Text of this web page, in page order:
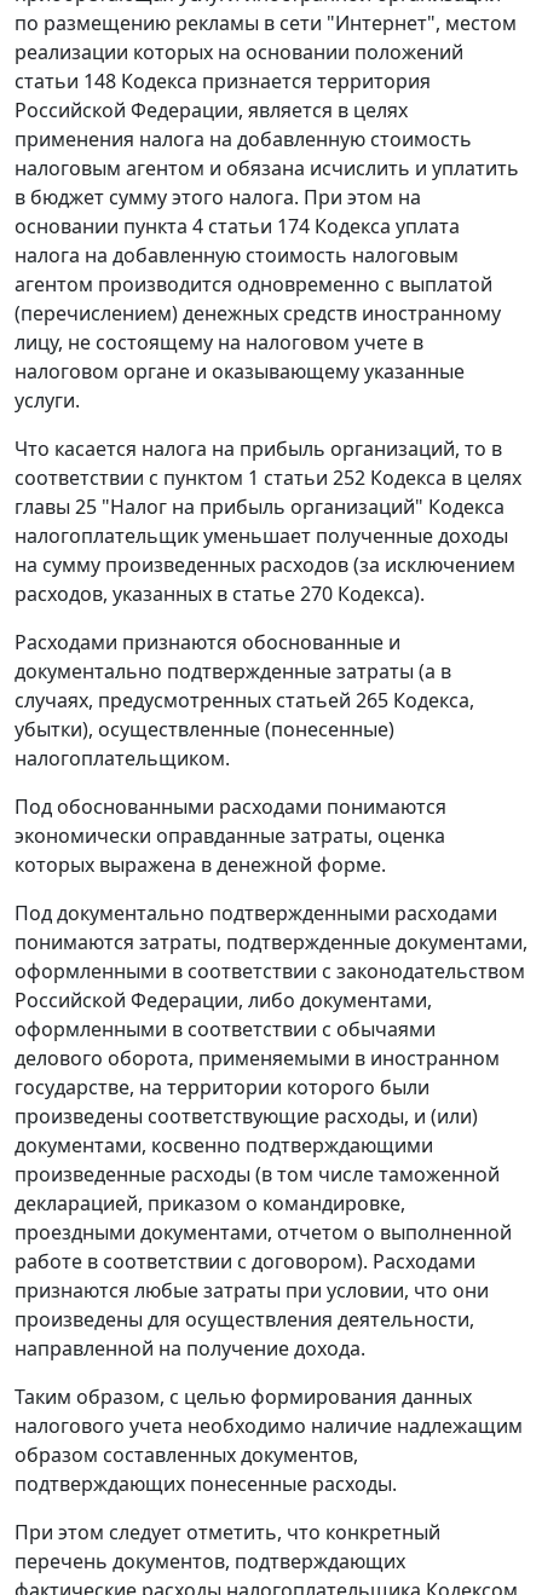
по размещению рекламы в сети "Интернет", местом
реализации которых на основании положений
статьи 148 Кодекса признается территория
Российской Федерации, является в целях
применения налога на добавленную стоимость
налоговым агентом и обязана исчислить и уплатить
в бюджет сумму этого налога. При этом на
основании пункта 4 статьи 174 Кодекса уплата
налога на добавленную стоимость налоговым
агентом производится одновременно с выплатой
(перечислением) денежных средств иностранному
лицу, не состоящему на налоговом учете в
налоговом органе и оказывающему указанные
услуги.
Что касается налога на прибыль организаций, то в
соответствии с пунктом 1 статьи 252 Кодекса в целях
главы 25 "Налог на прибыль организаций" Кодекса
налогоплательщик уменьшает полученные доходы
на сумму произведенных расходов (за исключением
расходов, указанных в статье 270 Кодекса).
Расходами признаются обоснованные и
документально подтвержденные затраты (а в
случаях, предусмотренных статьей 265 Кодекса,
убытки), осуществленные (понесенные)
налогоплательщиком.
Под обоснованными расходами понимаются
экономически оправданные затраты, оценка
которых выражена в денежной форме.
Под документально подтвержденными расходами
понимаются затраты, подтвержденные документами,
оформленными в соответствии с законодательством
Российской Федерации, либо документами,
оформленными в соответствии с обычаями
делового оборота, применяемыми в иностранном
государстве, на территории которого были
произведены соответствующие расходы, и (или)
документами, косвенно подтверждающими
произведенные расходы (в том числе таможенной
декларацией, приказом о командировке,
проездными документами, отчетом о выполненной
работе в соответствии с договором). Расходами
признаются любые затраты при условии, что они
произведены для осуществления деятельности,
направленной на получение дохода.
Таким образом, с целью формирования данных
налогового учета необходимо наличие надлежащим
образом составленных документов,
подтверждающих понесенные расходы.
При этом следует отметить, что конкретный
перечень документов, подтверждающих